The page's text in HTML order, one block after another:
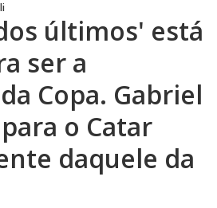
últimos' está
ser a
Copa. Gabriel
o Catar
daquele da